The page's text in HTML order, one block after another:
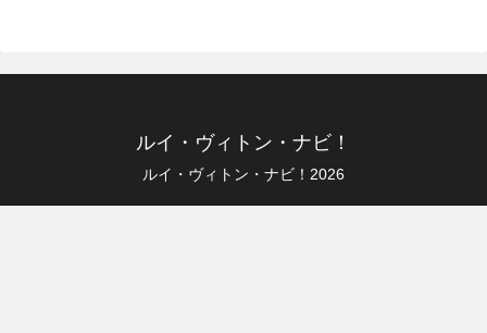
ルイ・ヴィトン・ナビ！
ルイ・ヴィトン・ナビ！2026